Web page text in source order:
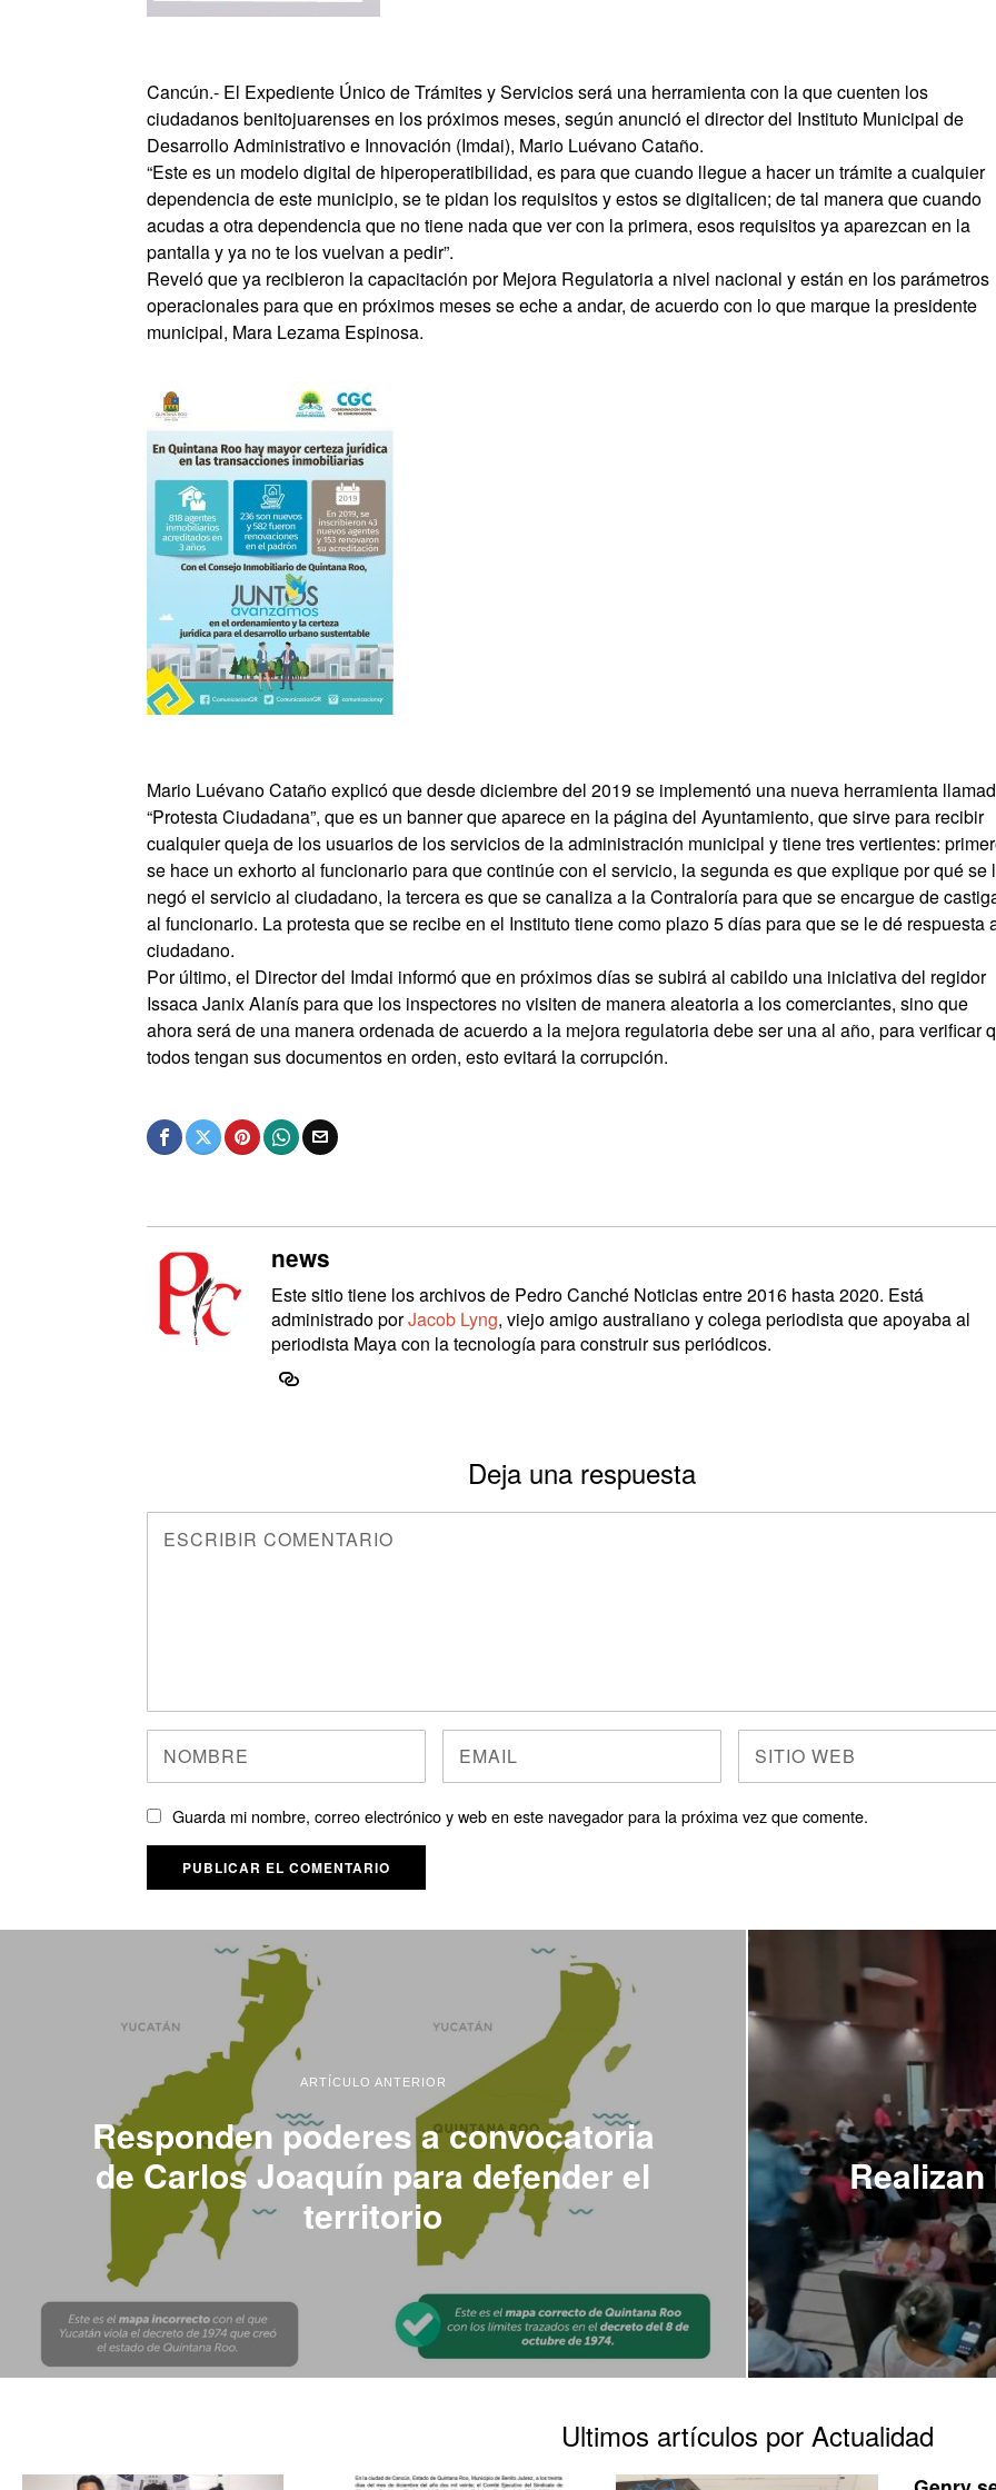
Cancún.- El Expediente Único de Trámites y Servicios será una herramienta con la que cuenten los
ciudadanos benitojuarenses en los próximos meses, según anunció el director del Instituto Municipal de
Desarrollo Administrativo e Innovación (Imdai), Mario Luévano Cataño.
“Este es un modelo digital de hiperoperatibilidad, es para que cuando llegue a hacer un trámite a cualquier
dependencia de este municipio, se te pidan los requisitos y estos se digitalicen; de tal manera que cuando
acudas a otra dependencia que no tiene nada que ver con la primera, esos requisitos ya aparezcan en la
pantalla y ya no te los vuelvan a pedir”.
Reveló que ya recibieron la capacitación por Mejora Regulatoria a nivel nacional y están en los parámetros
operacionales para que en próximos meses se eche a andar, de acuerdo con lo que marque la presidente
municipal, Mara Lezama Espinosa.
Mario Luévano Cataño explicó que desde diciembre del 2019 se implementó una nueva herramienta
“Protesta Ciudadana”, que es un banner que aparece en la página del Ayuntamiento, que sirve para recibir
cualquier queja de los usuarios de los servicios de la administración municipal y tiene tres vertientes:
se hace un exhorto al funcionario para que continúe con el servicio, la segunda es que explique por qué se
negó el servicio al ciudadano, la tercera es que se canaliza a la Contraloría para que se encargue de
al funcionario. La protesta que se recibe en el Instituto tiene como plazo 5 días para que se le dé respuesta
ciudadano.
Por último, el Director del Imdai informó que en próximos días se subirá al cabildo una iniciativa del regidor
Issaca Janix Alanís para que los inspectores no visiten de manera aleatoria a los comerciantes, sino que
ahora será de una manera ordenada de acuerdo a la mejora regulatoria debe ser una al año, para verificar
todos tengan sus documentos en orden, esto evitará la corrupción.
news
Este sitio tiene los archivos de Pedro Canché Noticias entre 2016 hasta 2020. Está
administrado porJacob Lyng, viejo amigo australiano y colega periodista que apoyaba al
periodista Maya con la tecnología para construir sus periódicos.
Deja una respuesta
Guarda mi nombre, correo electrónico y web en este navegador para la próxima vez que comente.
ARTÍCULO ANTERIOR
Responden poderes a convocatoria
de Carlos Joaquín para defender el
territorio
Ultimos artículos por Actualidad